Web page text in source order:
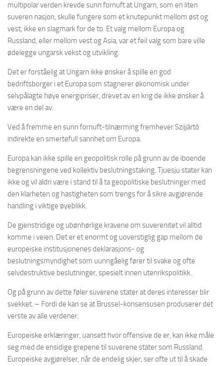
multipolar verden krevde sunn fornuft at Ungarn, som en liten
suveren nasjon, skulle fungere som et knutepunkt mellom øst og
vest, ikke en slagmark for de to. Et valg mellom Europa og
Russland, eller mellom vest og Asia, var et feil valg som bare ville
ødelegge ungarsk vekst og utvikling.
Det er forståelig at Ungarn ikke ønsker å spille en god
bedriftsborger i et Europa som stagnerer økonomisk under
selvpålagte høye energipriser, drevet av en krig de ikke ønsker å
være en del av.
Ved å fremme en sunn fornuft-tilnærming fremhever Szijjártó
indirekte en smertefull sannhet om Europa.
Europa kan ikke spille en geopolitisk rolle på grunn av de iboende
begrensningene ved kollektiv beslutningstaking. Tjuesju stater kan
ikke og vil aldri være i stand til å ta geopolitiske beslutninger med
den klarheten og hastigheten som trengs for å sikre avgjørende
handling i viktige øyeblikk.
De gjenstridige og ubønhørlige kravene om suverenitet vil alltid
komme i veien. Det er et enormt og uoverstiglig gap mellom de
europeiske institusjonenes deklarasjons- og
beslutningsmyndighet som uunngåelig fører til svake og ofte
selvdestruktive beslutninger, spesielt innen utenrikspolitikk.
Og på grunn av dette føler suverene stater at deres interesser blir
svekket. – Fordi de kan se at Brussel-konsensusen produserer det
verste av alle verdener.
Europeiske erklæringer, uansett hvor offensive de er, kan ikke måle
seg med de ensidige grepene til suverene stater som Russland.
Europeiske avgjørelser, når de endelig skjer, ser ofte ut til å skade